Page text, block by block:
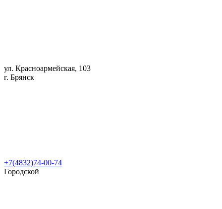
ул. Красноармейская, 103
г. Брянск
+7(4832)74-00-74
Городской